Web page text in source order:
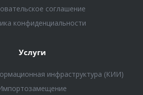
соглашение
конфиденциальности
Услуги
инфраструктура (КИИ)